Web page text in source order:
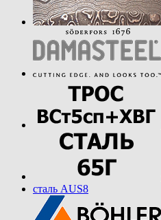
сталь AUS8